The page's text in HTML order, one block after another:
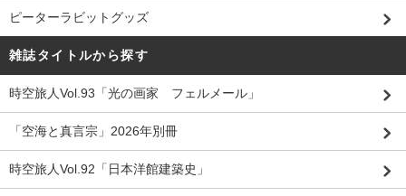
ピーターラビットグッズ
雑誌タイトルから探す
時空旅人Vol.93「光の画家 フェルメール」
「空海と真言宗」2026年別冊
時空旅人Vol.92「日本洋館建築史」